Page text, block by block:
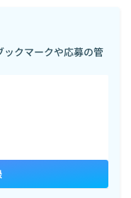
ックマークや応募の管